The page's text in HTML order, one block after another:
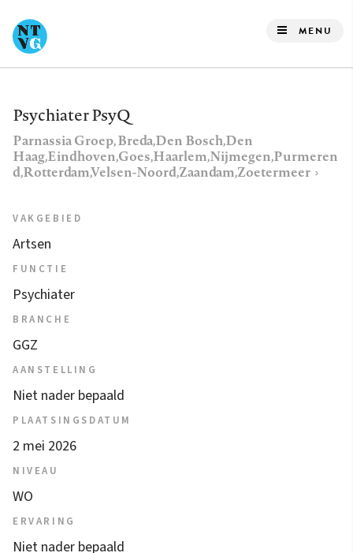
naar
de
gaan
MENU
Psychiater PsyQ
Parnassia Groep, Breda,Den Bosch,Den
Haag,Eindhoven,Goes,Haarlem,Nijmegen,Purmeren
d,Rotterdam,Velsen-Noord,Zaandam,Zoetermeer
VAKGEBIED
Artsen
FUNCTIE
Psychiater
BRANCHE
GGZ
AANSTELLING
Niet nader bepaald
PLAATSINGSDATUM
2 mei 2026
NIVEAU
WO
ERVARING
Niet nader bepaald